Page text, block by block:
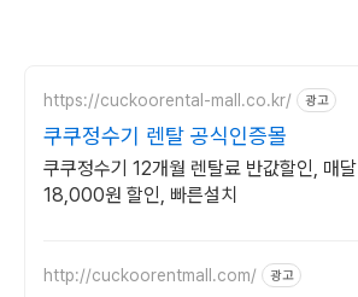
https://cuckoorental-mall.co.kr/ 광고
쿠쿠정수기 렌탈 공식인증몰
쿠쿠정수기 12개월 렌탈료 반값할인, 매달
18,000원 할인, 빠른설치
http://cuckoorentmall.com/ 광고